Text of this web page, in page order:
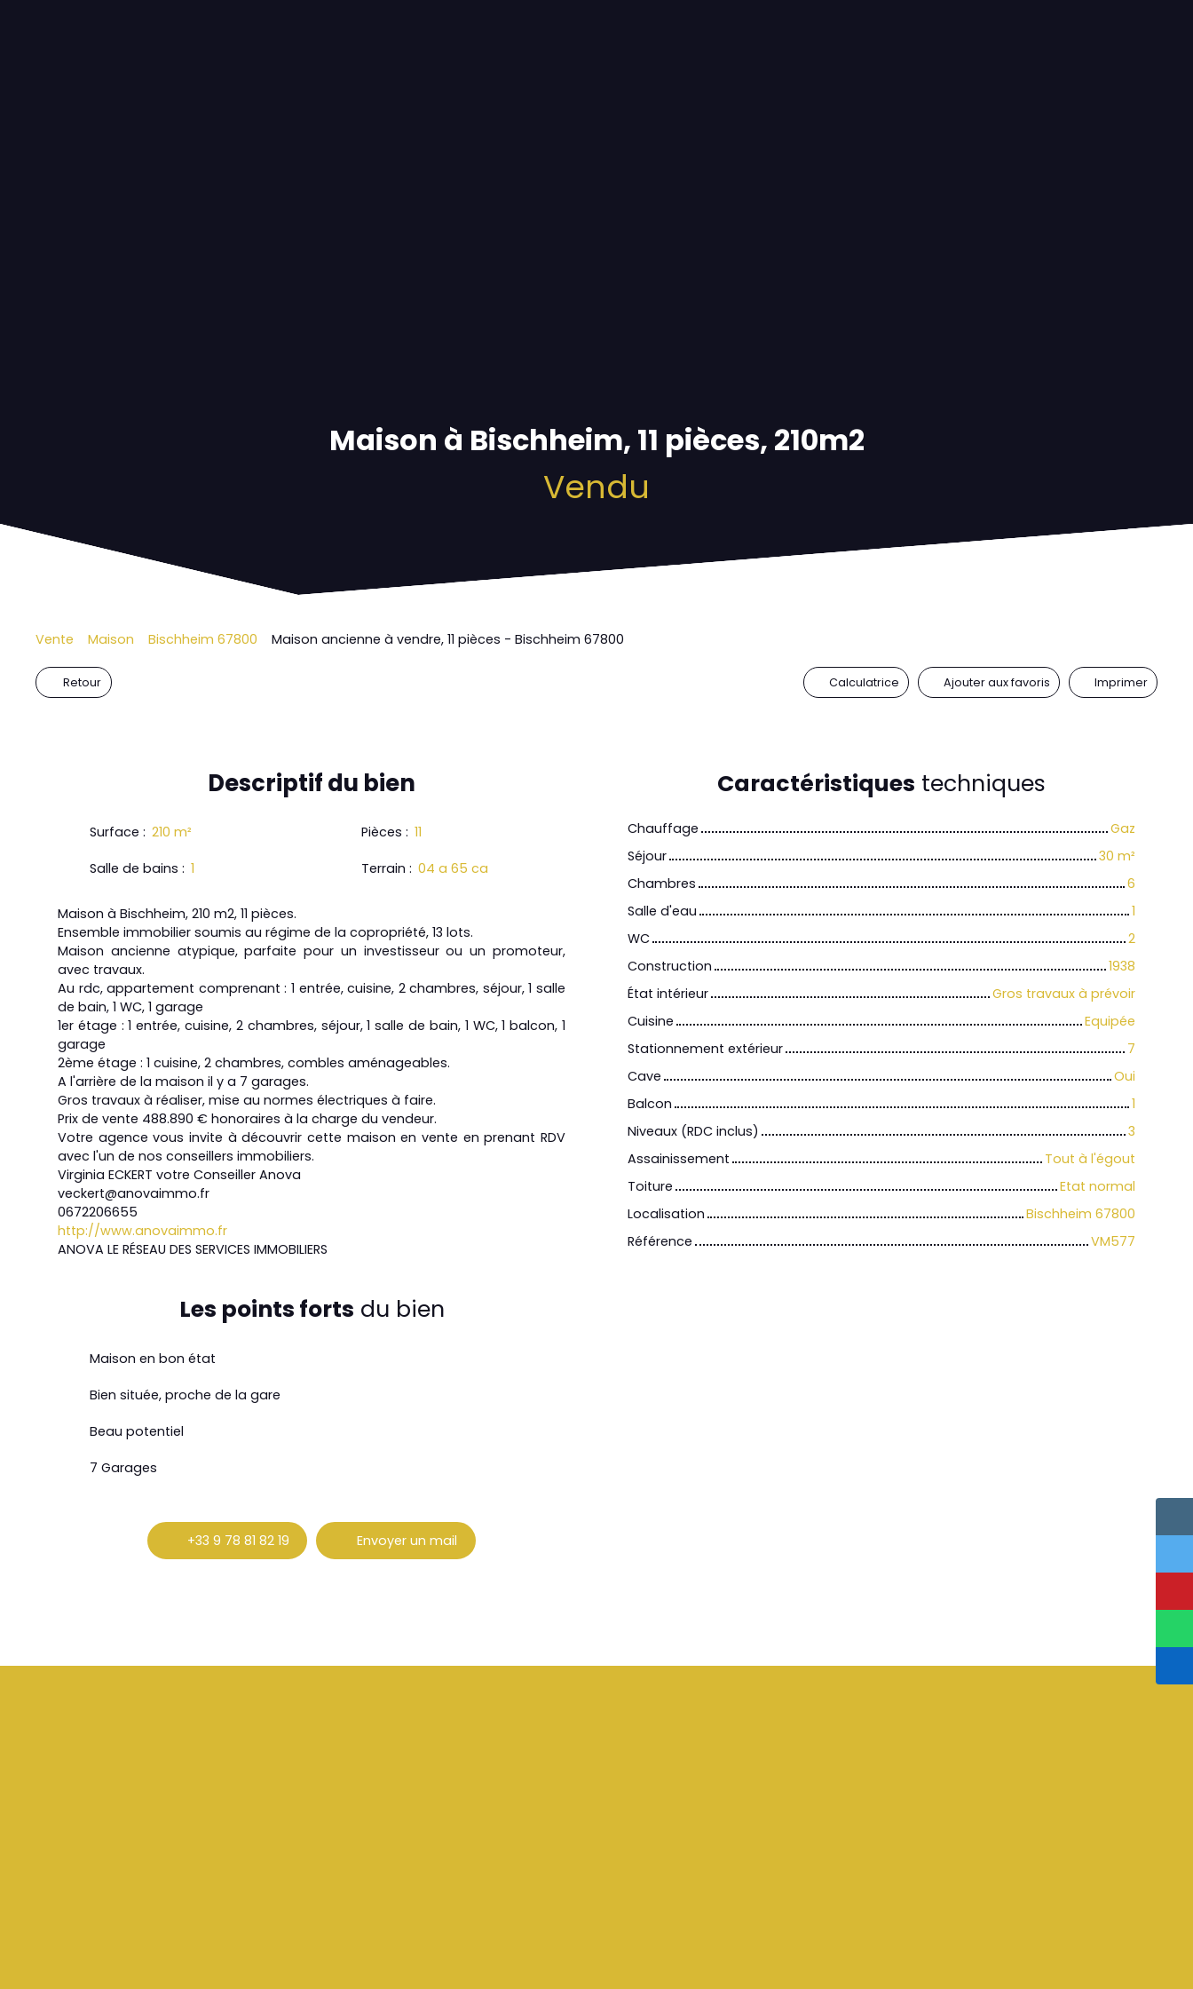
Maison à Bischheim, 11 pièces, 210m2
Vendu
Vente Maison Bischheim 67800 Maison ancienne à vendre, 11 pièces - Bischheim 67800
Retour Calculatrice Ajouter aux favoris Imprimer
Descriptifdu bien
Surface : 210 m² Pièces : 11
Salle de bains : 1 Terrain : 04 a 65 ca
Maison à Bischheim, 210 m2, 11 pièces.
Ensemble immobilier soumis au régime de la copropriété, 13 lots.
Maison ancienne atypique, parfaite pour un investisseur ou un promoteur,
avec travaux.
Au rdc, appartement comprenant : 1 entrée, cuisine, 2 chambres, séjour, 1 salle
de bain, 1 WC, 1 garage
1er étage : 1 entrée, cuisine, 2 chambres, séjour, 1 salle de bain, 1 WC, 1 balcon, 1
garage
2ème étage : 1 cuisine, 2 chambres, combles aménageables.
A l'arrière de la maison il y a 7 garages.
Gros travaux à réaliser, mise au normes électriques à faire.
Prix de vente 488.890 € honoraires à la charge du vendeur.
Votre agence vous invite à découvrir cette maison en vente en prenant RDV
avec l'un de nos conseillers immobiliers.
Virginia ECKERT votre Conseiller Anova
veckert@anovaimmo.fr
0672206655
http://www.anovaimmo.fr
ANOVA LE RÉSEAU DES SERVICES IMMOBILIERS
Les points forts du bien
Maison en bon état
Bien située, proche de la gare
Beau potentiel
7 Garages
+33 9 78 81 82 19 Envoyer un mail
Caractéristiques techniques
Chauffage
Gaz
Séjour
30 m²
Chambres
6
Salle d'eau
1
WC
2
Construction
1938
État intérieur
Gros travaux à prévoir
Cuisine
Equipée
Stationnement extérieur
7
Cave
Oui
Balcon
1
Niveaux (RDC inclus)
3
Assainissement
Tout à l'égout
Toiture
Etat normal
Localisation
Bischheim 67800
Référence
VM577